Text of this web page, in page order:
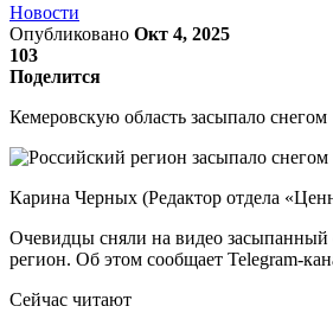
Новости
Опубликовано Окт 4, 2025
103
Поделится
Кемеровскую область засыпало снегом
Карина Черных (Редактор отдела
Очевидцы сняли на видео засыпанный
регион. Об этом сообщает Telegram-
Сейчас читают